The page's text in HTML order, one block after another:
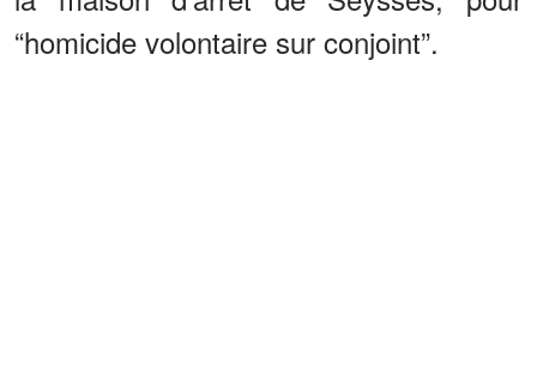
“homicide volontaire sur conjoint”.